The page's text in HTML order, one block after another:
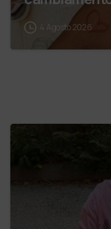
4 Agosto 2026